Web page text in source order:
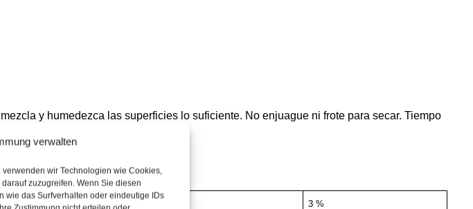
verwalten
wir Technologien wie Cookies,
zuzugreifen. Wenn Sie diesen
wie das Surfverhalten oder eindeutige IDs
y humedezca las superficies lo suficiente. No enjuague ni frote para secar. Tiempo
1 % 3 %